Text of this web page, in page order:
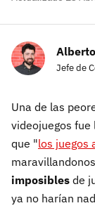
Jefe de
Una de las
videojuegos fue
que "los juegos
imposibles de
ya no harían